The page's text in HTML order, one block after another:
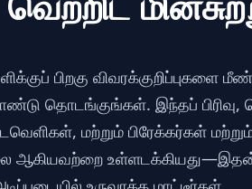
பிறகு விவரக்குறிப்புகளை
தொடங்குங்கள். இந்தப் பிரிவு,
மற்றும் பிரேக்கர்கள்
ஆகியவற்றை